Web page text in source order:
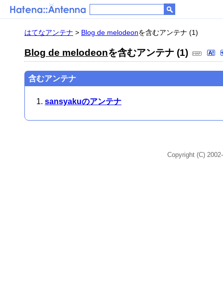
はてなアンテナ > Blog de melodeonを含むアンテナ (1)
Blog de melodeonを含むアンテナ (1)
含むアンテナ
sansyakuのアンテナ
Copyright (C)